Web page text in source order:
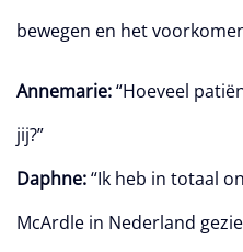
bewegen en het
Annemarie:“Hoeveel
jij?”
Daphne:“Ik heb in totaal
McArdle in Nederland